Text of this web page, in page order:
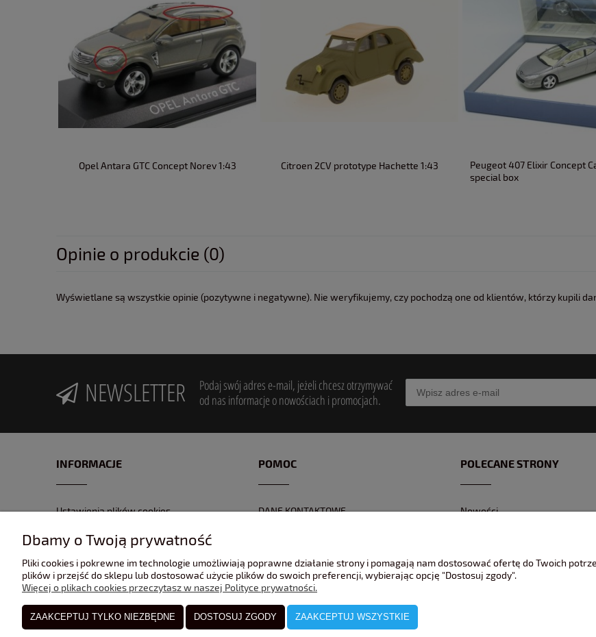
Opel Antara GTC Concept Norev 1:43 Citroen 2CV prototype Hachette 1:43
Peugeot 407 Elixir Concept
special box
Opinie o produkcie (0)
Wyświetlane są wszystkie opinie (pozytywne i negatywne). Nie weryfikujemy, czy pochodzą one od klientów, którzy kupili
NEWSLETTER
Podaj swój adres e-mail, jeżeli chcesz otrzymywać
od nas informacje o nowościach i promocjach.
INFORMACJE
Ustawienia plików cookies
REGULAMIN
GPSR
POMOC
DANE KONTAKTOWE
ZWROTY I REKLAMACJE
POLECANE STRONY
Nowości
Dbamy o Twoją prywatność
Pliki cookies i pokrewne im technologie umożliwiają poprawne działanie strony i pomagają nam dostosować ofertę do Twoich
plików i przejść do sklepu lub dostosować użycie plików do swoich preferencji, wybierając opcję "Dostosuj zgody".
Więcej o plikach cookies przeczytasz w naszej Polityce prywatności.
ZAAKCEPTUJ TYLKO NIEZBĘDNE DOSTOSUJ ZGODY ZAAKCEPTUJ WSZYSTKIE